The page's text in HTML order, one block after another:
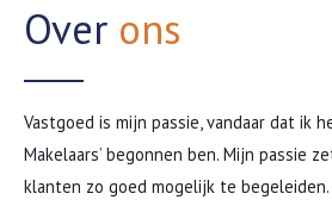
Over ons
Vastgoed is mijn passie, vandaar dat ik
Makelaars’ begonnen ben. Mijn passie
klanten zo goed mogelijk te